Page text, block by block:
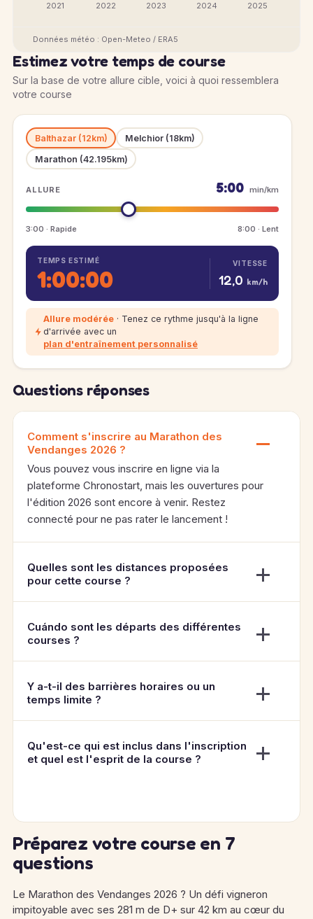
2021 2022 2023 2024 2025
Données météo : Open-Meteo / ERA5
Estimez votre temps de course
Sur la base de votre allure cible, voici à quoi ressemblera
votre course
Balthazar (12km)
Melchior (18km)
Marathon (42.195km)
ALLURE 5:00 min/km
3:00 · Rapide 8:00 · Lent
TEMPS ESTIMÉ
1:00:00
VITESSE
12,0 km/h
Allure modérée · Tenez ce rythme jusqu'à la ligne
d'arrivée avec un
plan d'entraînement personnalisé
Questions réponses
Comment s'inscrire au Marathon des
Vendanges 2026 ?
Vous pouvez vous inscrire en ligne via la
plateforme Chronostart, mais les ouvertures pour
l'édition 2026 sont encore à venir. Restez
connecté pour ne pas rater le lancement !
Quelles sont les distances proposées
pour cette course ?
Cuándo sont les départs des différentes
courses ?
Y a-t-il des barrières horaires ou un
temps limite ?
Qu'est-ce qui est inclus dans l'inscription
et quel est l'esprit de la course ?
Préparez votre course en 7
questions
Le Marathon des Vendanges 2026 ? Un défi vigneron
impitoyable avec ses 281 m de D+ sur 42 km au cœur du